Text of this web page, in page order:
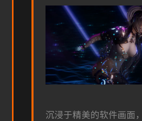
沉浸于精美的软件画面